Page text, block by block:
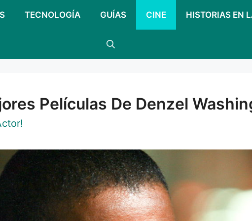
TECNOLOGÍA GUÍAS CINE HISTORIAS EN
Películas De Denzel